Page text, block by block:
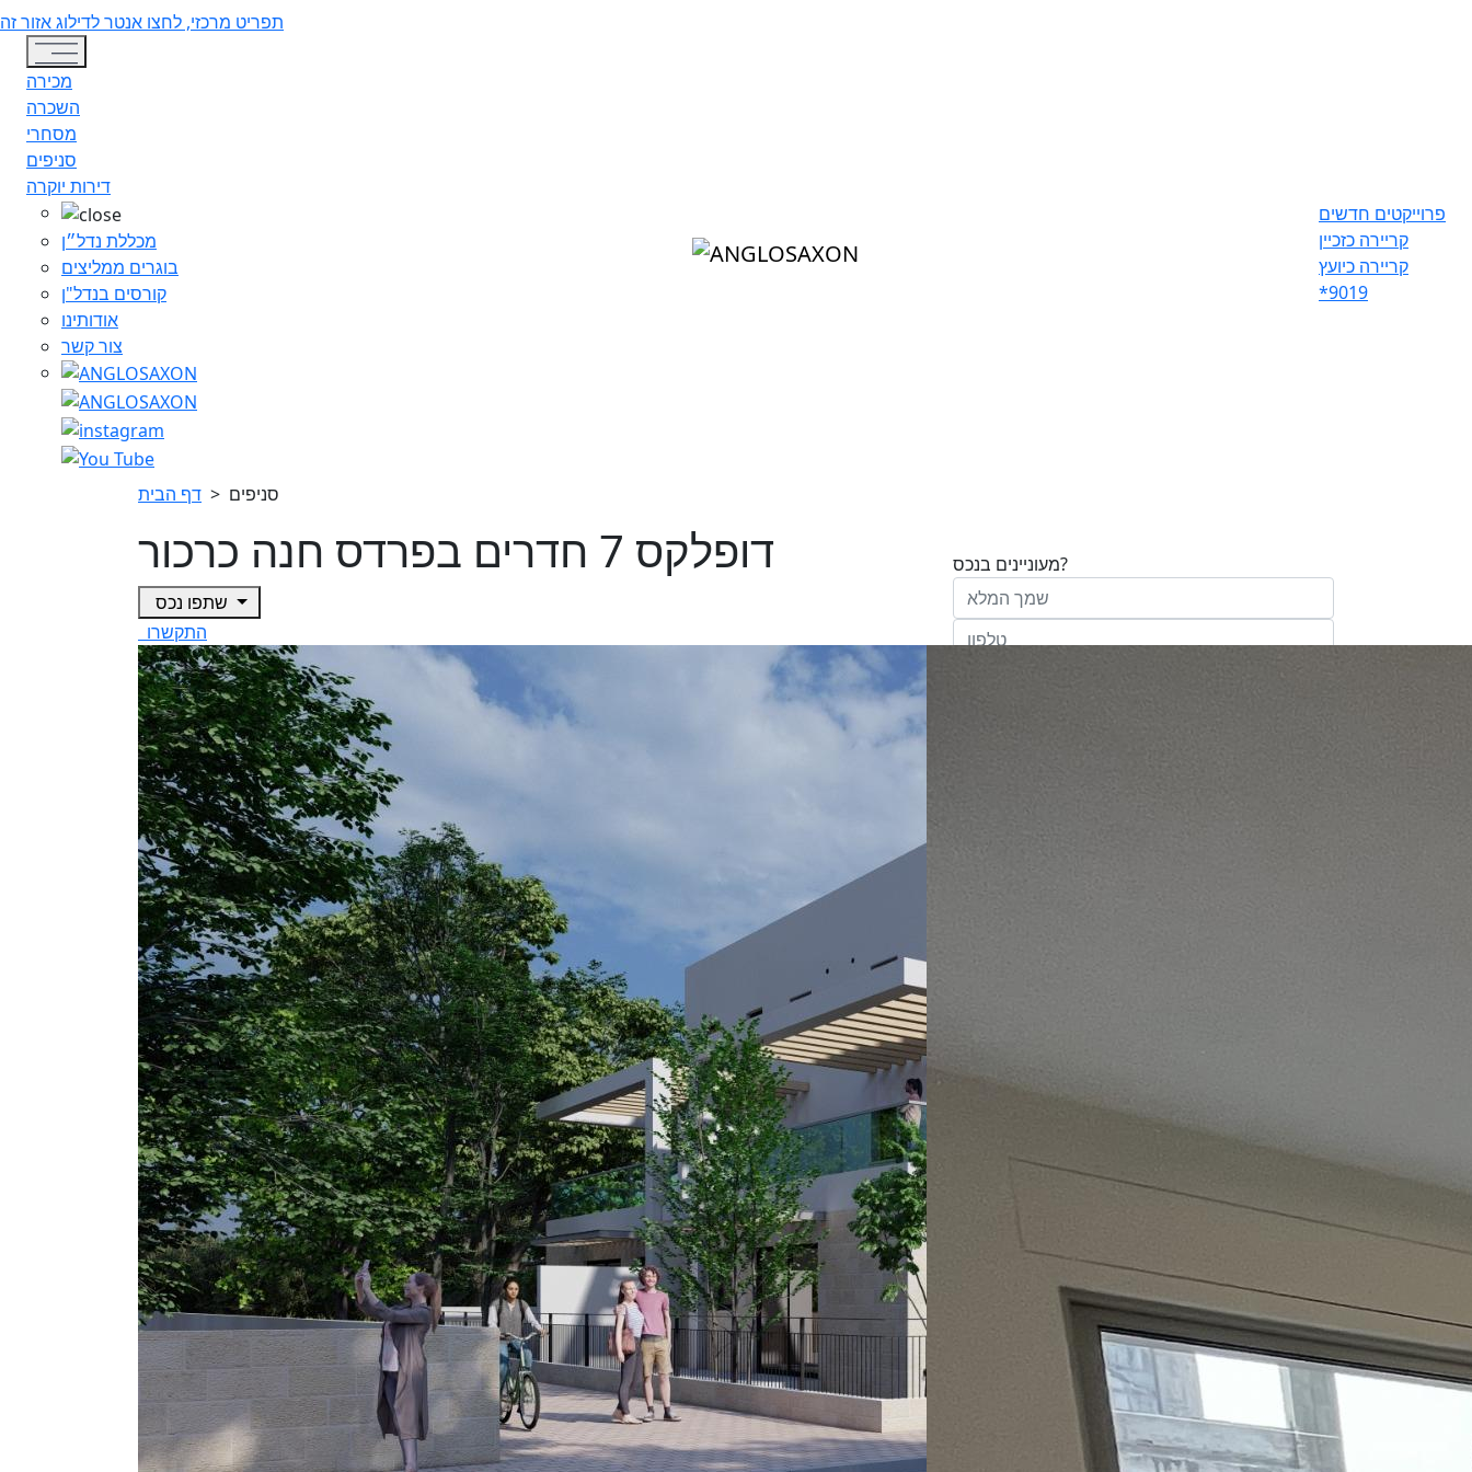
תפריט מרכזי, לחצו אנטר לדילוג אזור זה
Toggle navigation
מכירה
השכרה
מסחרי
סניפים
דירות יוקרה
מכללת נדל״ן
בוגרים ממליצים
קורסים בנדל"ן
אודותינו
צור קשר
פרוייקטים חדשים
קריירה כזכיין
קריירה כיועץ
*9019
דף הבית > סניפים
דופלקס 7 חדרים בפרדס חנה כרכור
התקשרו
מעוניינים בנכס?
ופרסומת כהגדרתם בחוק וכן, שפרטיי האישיים
יישמרו במאגריה וישמשו אותה לשליחת מידע ולקידום